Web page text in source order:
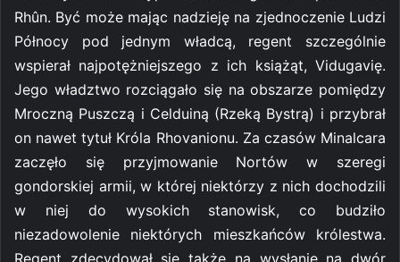
Rhûn. Być może mając nadzieję na zjednoczenie Ludzi
Północy pod jednym władcą, regent szczególnie
wspierał najpotężniejszego z ich książąt, Vidugavię.
Jego władztwo rozciągało się na obszarze pomiędzy
Mroczną Puszczą i Celduiną (Rzeką Bystrą) i przybrał
on nawet tytuł Króla Rhovanionu. Za czasów Minalcara
zaczęło się przyjmowanie Nortów w szeregi
gondorskiej armii, w której niektórzy z nich dochodzili
w niej do wysokich stanowisk, co budziło
niezadowolenie niektórych mieszkańców królestwa.
Regent zdecydował się także na wysłanie na dwór